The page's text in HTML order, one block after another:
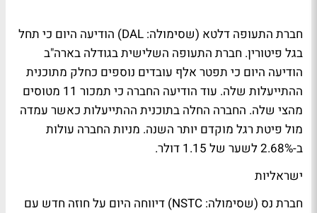
חברת התעופה דלטא (שסימולה: DAL) הודיעה היום כי תחל
בגל פיטורין. חברת התעופה השלישית בגודלה בארה"ב
הודיעה היום כי תפטר אלף עובדים נוספים כחלק מתוכנית
ההתייעלות שלה. עוד הודיעה החברה כי תמכור 11 מטוסים
מהצי שלה. החברה החלה בתוכנית ההתייעלות כאשר עמדה
מול פיטת רגל מוקדם יותר השנה. מניות החברה עולות
ב-2.68% לשער של 1.15 דולר.
ישראליות
חברת נס (שסימולה: NSTC) דיווחה היום על חוזה חדש עם